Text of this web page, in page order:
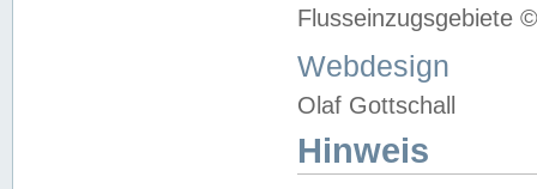
Flusseinzugsgebiete
Webdesign
Olaf Gottschall
Hinweis